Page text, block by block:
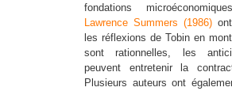
fondations
Lawrence Summers (1986)
les réflexions de Tobin en
sont rationnelles, les
peuvent entretenir la
Plusieurs auteurs ont